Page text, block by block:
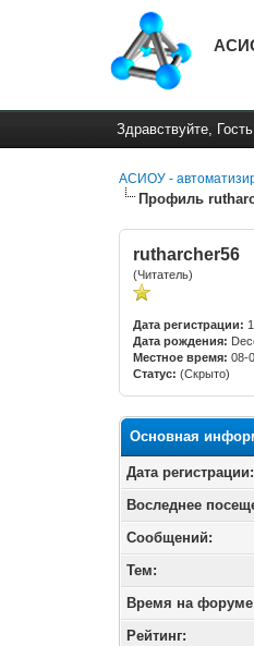
Здравствуйте,
АСИОУ -
Профиль
rutharcher56
(Читатель)
Дата регистрации:
Дата рождения:
Местное время: 08-
Статус: (Скрыто)
Основная
Дата регистрации:
Воследнее
Сообщений:
Тем:
Время на
Рейтинг: